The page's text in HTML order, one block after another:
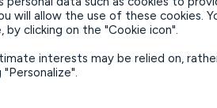
will allow the use of these cookies.
clicking on the "Cookie icon".
interests may be relied on,